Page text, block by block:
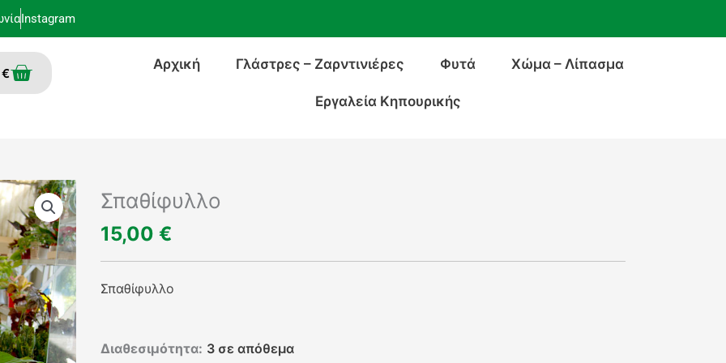
Instagram
€Cart Αρχική Γλάστρες – Ζαρντινιέρες Φυτά Χώμα – Λίπασμα
Εργαλεία Κηπουρικής
Σπαθίφυλλο
15,00 €
Σπαθίφυλλο
Διαθεσιμότητα: 3 σε απόθεμα
Σπαθίφυλλο